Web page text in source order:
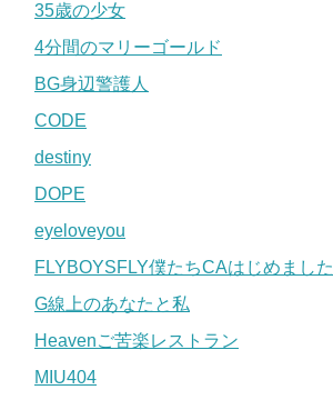
35歳の少女
4分間のマリーゴールド
BG身辺警護人
CODE
destiny
DOPE
eyeloveyou
FLYBOYSFLY僕たちCAはじめました
G線上のあなたと私
Heavenご苦楽レストラン
MIU404